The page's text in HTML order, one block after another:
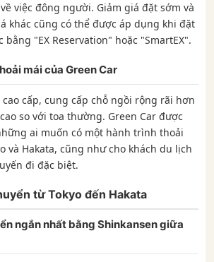
việc đông người. Giảm giá đặt sớm và
khác cũng có thể được áp dụng khi đặt
"EX Reservation" hoặc "SmartEX".
mái của Green Car
cao cấp, cung cấp chỗ ngồi rộng rãi hơn
so với toa thường. Green Car được
ai muốn có một hành trình thoải
và Hakata, cũng như cho khách du lịch
đi đặc biệt.
từ Tokyo đến Hakata
ngắn nhất bằng Shinkansen giữa